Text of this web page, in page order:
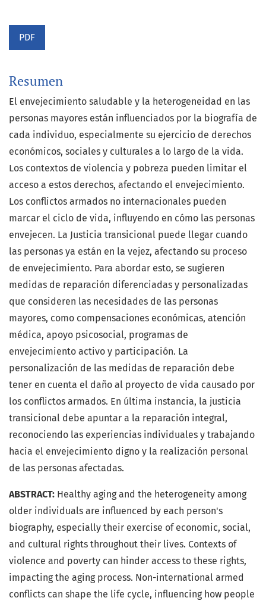
PDF
Resumen
El envejecimiento saludable y la heterogeneidad en las
personas mayores están influenciados por la biografía de
cada individuo, especialmente su ejercicio de derechos
económicos, sociales y culturales a lo largo de la vida.
Los contextos de violencia y pobreza pueden limitar el
acceso a estos derechos, afectando el envejecimiento.
Los conflictos armados no internacionales pueden
marcar el ciclo de vida, influyendo en cómo las personas
envejecen. La Justicia transicional puede llegar cuando
las personas ya están en la vejez, afectando su proceso
de envejecimiento. Para abordar esto, se sugieren
medidas de reparación diferenciadas y personalizadas
que consideren las necesidades de las personas
mayores, como compensaciones económicas, atención
médica, apoyo psicosocial, programas de
envejecimiento activo y participación. La
personalización de las medidas de reparación debe
tener en cuenta el daño al proyecto de vida causado por
los conflictos armados. En última instancia, la justicia
transicional debe apuntar a la reparación integral,
reconociendo las experiencias individuales y trabajando
hacia el envejecimiento digno y la realización personal
de las personas afectadas.
ABSTRACT: Healthy aging and the heterogeneity among
older individuals are influenced by each person's
biography, especially their exercise of economic, social,
and cultural rights throughout their lives. Contexts of
violence and poverty can hinder access to these rights,
impacting the aging process. Non-international armed
conflicts can shape the life cycle, influencing how people